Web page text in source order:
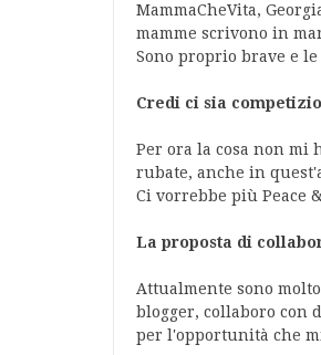
MammaCheVita,
mamme scrivono in
Sono proprio brave e le
Credi ci sia
Per ora la cosa non mi
rubate, anche in
Ci vorrebbe più Peace
La proposta di
Attualmente sono
blogger, collaboro con
per l'opportunità che